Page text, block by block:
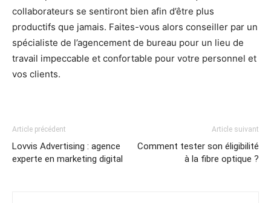
collaborateurs se sentiront bien afin d’être plus
productifs que jamais. Faites-vous alors conseiller par un
spécialiste de l’agencement de bureau pour un lieu de
travail impeccable et confortable pour votre personnel et
vos clients.
Article précédent
Lovvis Advertising : agence
experte en marketing digital
Article suivant
Comment tester son éligibilité
à la fibre optique ?